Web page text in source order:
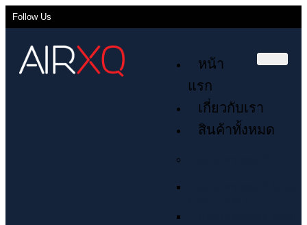
Follow Us
หน้า
แรก
เกี่ยวกับเรา
สินค้าทั้งหมด